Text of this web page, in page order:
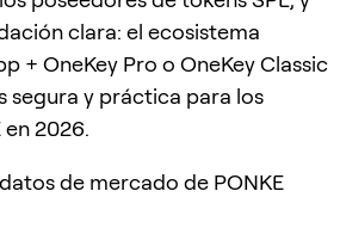
clara: el ecosistema
+ OneKey Pro o OneKey Classic
segura y práctica para los
en 2026.
de mercado de PONKE